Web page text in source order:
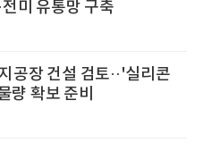
미 유통망 구축
공장 건설 검토··'실리콘
량 확보 준비